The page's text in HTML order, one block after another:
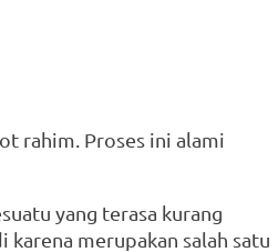
rahim. Proses ini alami
yang terasa kurang
merupakan salah satu